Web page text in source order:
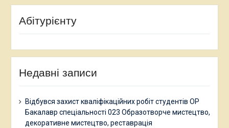
Абітурієнту
Недавні записи
Відбувся захист кваліфікаційних робіт студентів ОР
Бакалавр спеціальності 023 Образотворче мистецтво,
декоративне мистецтво, реставрація